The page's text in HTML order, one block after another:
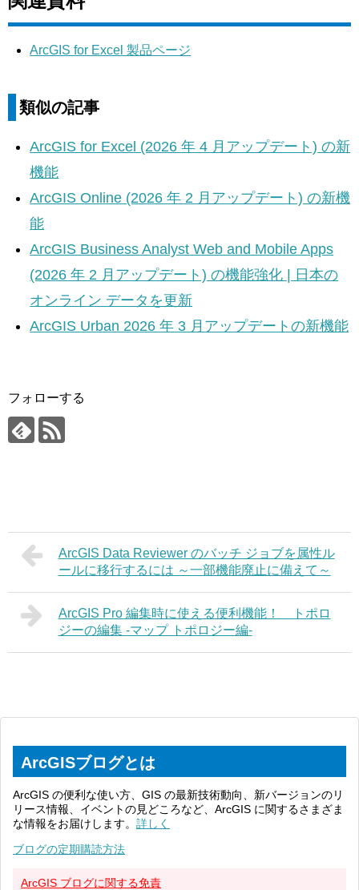
ArcGIS for Excel 製品ページ
類似の記事
ArcGIS for Excel (2026 年 4 月アップデート) の新
機能
ArcGIS Online (2026 年 2 月アップデート) の新機
能
ArcGIS Business Analyst Web and Mobile Apps
(2026 年 2 月アップデート) の機能強化 | 日本の
オンライン データを更新
ArcGIS Urban 2026 年 3 月アップデートの新機能
フォローする
ArcGIS Data Reviewer のバッチ ジョブを属性ル
ールに移行するには ～一部機能廃止に備えて～
ArcGIS Pro 編集時に使える便利機能！ トポロ
ジーの編集 -マップ トポロジー編-
ArcGISブログとは
ArcGIS の便利な使い方、GIS の最新技術動向、新バージョンのリ
リース情報、イベントの見どころなど、ArcGIS に関するさまざま
な情報をお届けします。 詳しく
ブログの定期購読方法
ArcGIS ブログに関する免責